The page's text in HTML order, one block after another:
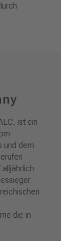
ist ein
und dem
die in